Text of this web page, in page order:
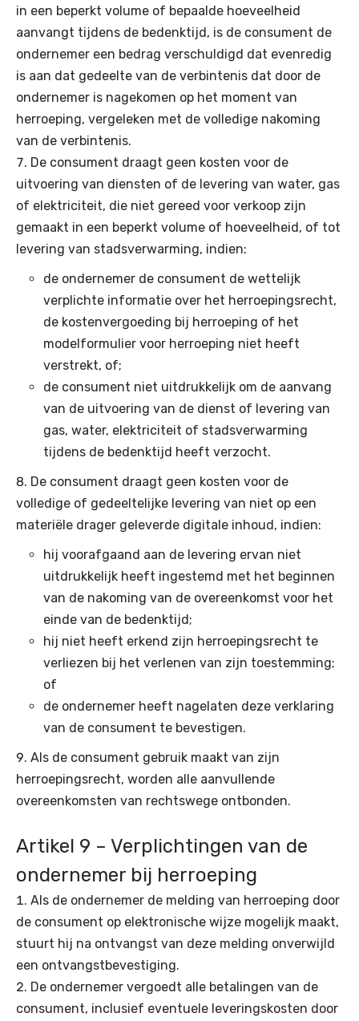
in een beperkt volume of bepaalde hoeveelheid
aanvangt tijdens de bedenktijd, is de consument de
ondernemer een bedrag verschuldigd dat evenredig
is aan dat gedeelte van de verbintenis dat door de
ondernemer is nagekomen op het moment van
herroeping, vergeleken met de volledige nakoming
van de verbintenis.
De consument draagt geen kosten voor de
uitvoering van diensten of de levering van water, gas
of elektriciteit, die niet gereed voor verkoop zijn
gemaakt in een beperkt volume of hoeveelheid, of tot
levering van stadsverwarming, indien:
de ondernemer de consument de wettelijk
verplichte informatie over het herroepingsrecht,
de kostenvergoeding bij herroeping of het
modelformulier voor herroeping niet heeft
verstrekt, of;
de consument niet uitdrukkelijk om de aanvang
van de uitvoering van de dienst of levering van
gas, water, elektriciteit of stadsverwarming
tijdens de bedenktijd heeft verzocht.
De consument draagt geen kosten voor de
volledige of gedeeltelijke levering van niet op een
materiële drager geleverde digitale inhoud, indien:
hij voorafgaand aan de levering ervan niet
uitdrukkelijk heeft ingestemd met het beginnen
van de nakoming van de overeenkomst voor het
einde van de bedenktijd;
hij niet heeft erkend zijn herroepingsrecht te
verliezen bij het verlenen van zijn toestemming;
of
de ondernemer heeft nagelaten deze verklaring
van de consument te bevestigen.
Als de consument gebruik maakt van zijn
herroepingsrecht, worden alle aanvullende
overeenkomsten van rechtswege ontbonden.
Artikel 9 – Verplichtingen van de
ondernemer bij herroeping
Als de ondernemer de melding van herroeping door
de consument op elektronische wijze mogelijk maakt,
stuurt hij na ontvangst van deze melding onverwijld
een ontvangstbevestiging.
De ondernemer vergoedt alle betalingen van de
consument, inclusief eventuele leveringskosten door